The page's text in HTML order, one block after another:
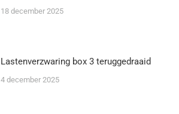
18 december 2025
Lastenverzwaring box 3 teruggedraaid
4 december 2025